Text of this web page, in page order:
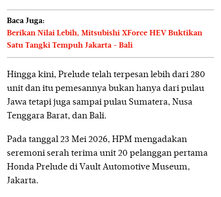
Baca Juga:
Berikan Nilai Lebih, Mitsubishi XForce HEV Buktikan
Satu Tangki Tempuh Jakarta - Bali
Hingga kini, Prelude telah terpesan lebih dari 280
unit dan itu pemesannya bukan hanya dari pulau
Jawa tetapi juga sampai pulau Sumatera, Nusa
Tenggara Barat, dan Bali.
Pada tanggal 23 Mei 2026, HPM mengadakan
seremoni serah terima unit 20 pelanggan pertama
Honda Prelude di Vault Automotive Museum,
Jakarta.